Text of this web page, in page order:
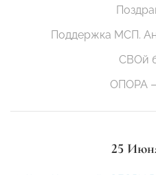
Поддержка МСП.
СВОй
ОПОРА
25